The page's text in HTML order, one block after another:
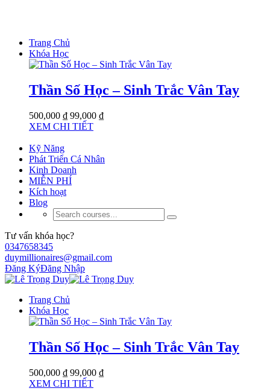
Trang Chủ
Khóa Học
Thần Số Học – Sinh Trắc Vân Tay
500,000 ₫ 99,000 ₫
XEM CHI TIẾT
Kỹ Năng
Phát Triển Cá Nhân
Kinh Doanh
MIỄN PHÍ
Kích hoạt
Blog
Tư vấn khóa học?
0347658345
duymillionaires@gmail.com
Đăng KýĐăng Nhập
Trang Chủ
Khóa Học
Thần Số Học – Sinh Trắc Vân Tay
500,000 ₫ 99,000 ₫
XEM CHI TIẾT